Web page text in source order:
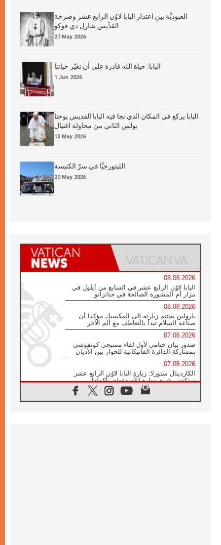
العبوديَّة بين اعتذار البابا لاوُن الرابع عشر وصرخة
القدِّيس شارل دي فوكو
27 May 2026
البابا: حياة الله قادرة على أن تغيّر حياتنا
1 Jun 2026
البابا يركع في المكان الذي نجا فيه البابا القديس يوحنا
بولس الثاني من محاولة اغتيال
13 May 2026
الليتورجيَّا في سرّ الكنيسة
20 May 2026
08.08.2026
البابا لاوُن الرابع عشر في السابع من أيلول في
مزار أم المشورة الصالحة في جناتزانو
08.08.2026
بارولين يختتم زيارته إلى المكسيك مؤكدا أن
صناعة السلام تبدأ بالتعاطف مع ألم الآخر
07.08.2026
صدور بيان ختامي لأول لقاء مسيحي كونفوشي
بمشاركة الدائرة الفاتيكانية للحوار بين الأديان
07.08.2026
الكاردينال ستورلا: زيارة البابا لاوُن الرابع عشر
ستكون بشرى سارة للأوروغواي بأكملها
الفاتيكان يعلن برنامج الزيارة الرسولية للبابا لاوُن